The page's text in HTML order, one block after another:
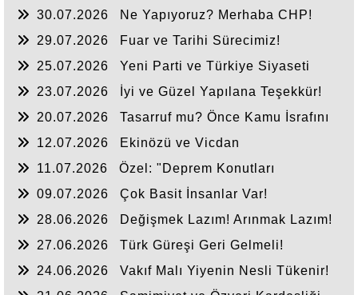
30.07.2026
Ne Yapıyoruz? Merhaba CHP!
29.07.2026
Fuar ve Tarihi Sürecimiz!
25.07.2026
Yeni Parti ve Türkiye Siyaseti
23.07.2026
İyi ve Güzel Yapılana Teşekkür!
20.07.2026
Tasarruf mu? Önce Kamu İsrafını
12.07.2026
Ekinözü ve Vicdan
11.07.2026
Özel: "Deprem Konutları
09.07.2026
Çok Basit İnsanlar Var!
28.06.2026
Değişmek Lazım! Arınmak Lazım!
27.06.2026
Türk Güreşi Geri Gelmeli!
24.06.2026
Vakıf Malı Yiyenin Nesli Tükenir!